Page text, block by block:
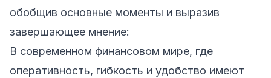
обобщив основные моменты и выразив
завершающее мнение:
В современном финансовом мире, где
оперативность, гибкость и удобство имеют